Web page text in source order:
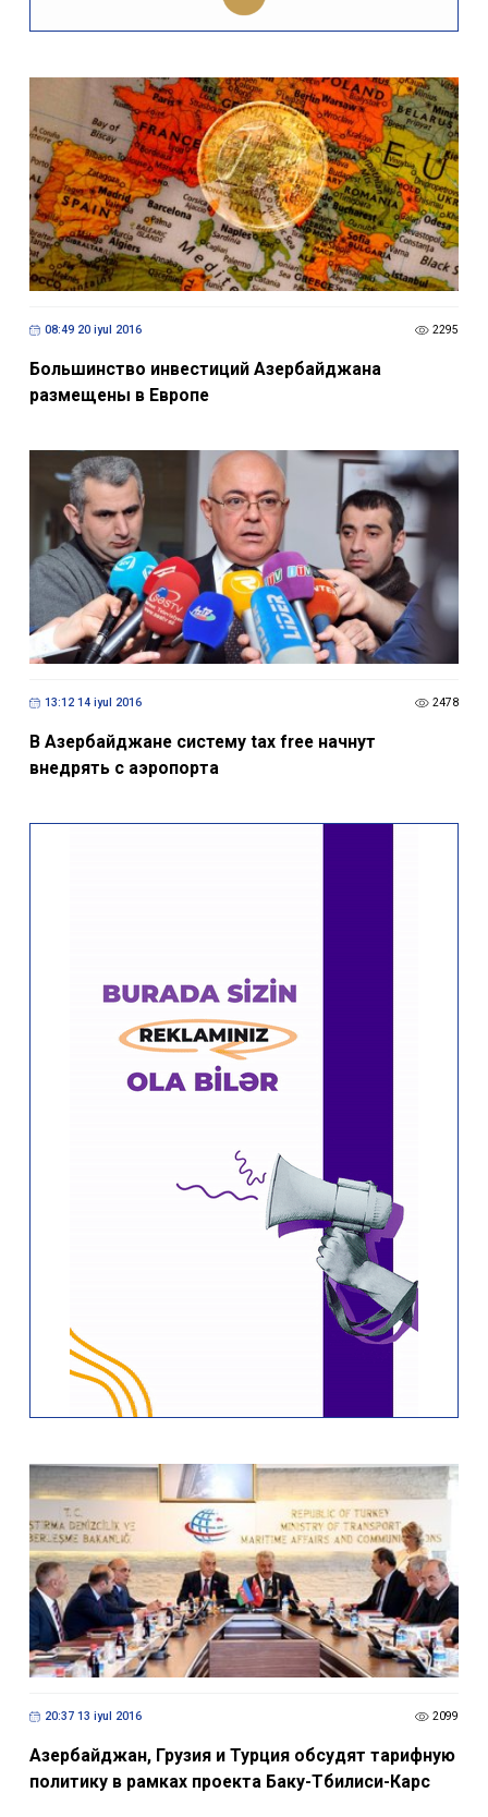
08:49 20 iyul 2016 2295
Большинство инвестиций Азербайджана
размещены в Европе
13:12 14 iyul 2016 2478
В Азербайджане систему tax free начнут
внедрять с аэропорта
20:37 13 iyul 2016 2099
Азербайджан, Грузия и Турция обсудят тарифную
политику в рамках проекта Баку-Тбилиси-Карс